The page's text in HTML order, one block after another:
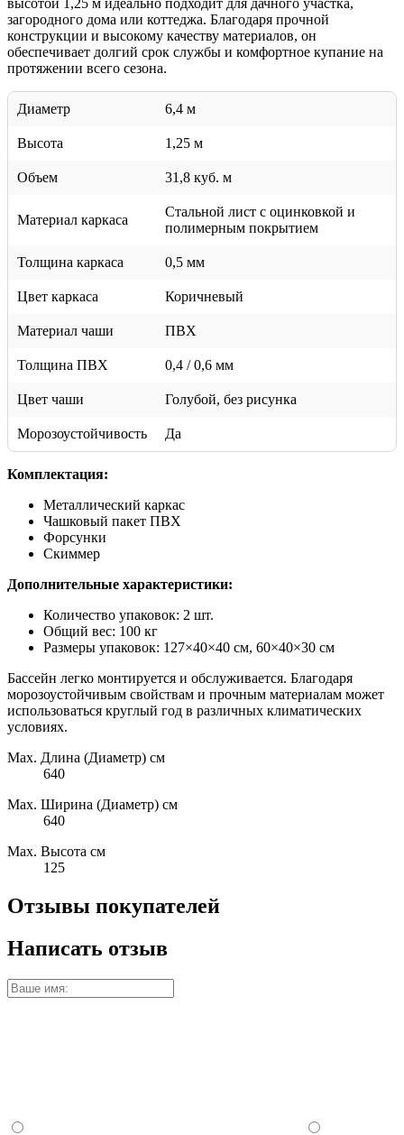
высотой 1,25 м идеально подходит для дачного участка,
загородного дома или коттеджа. Благодаря прочной
конструкции и высокому качеству материалов, он
обеспечивает долгий срок службы и комфортное купание на
протяжении всего сезона.
Диаметр 6,4 м
Высота 1,25 м
Объем 31,8 куб. м
Материал каркаса
Стальной лист c оцинковкой и
полимерным покрытием
Толщина каркаса 0,5 мм
Цвет каркаса Коричневый
Материал чаши ПВХ
Толщина ПВХ 0,4 / 0,6 мм
Цвет чаши Голубой, без рисунка
Морозоустойчивость Да
Комплектация:
Металлический каркас
Чашковый пакет ПВХ
Форсунки
Скиммер
Дополнительные характеристики:
Количество упаковок: 2 шт.
Общий вес: 100 кг
Размеры упаковок: 127×40×40 см, 60×40×30 см
Бассейн легко монтируется и обслуживается. Благодаря
морозоустойчивым свойствам и прочным материалам может
использоваться круглый год в различных климатических
условиях.
Max. Длина (Диаметр) см
640
Max. Ширина (Диаметр) см
640
Max. Высота см
125
Отзывы покупателей
Написать отзыв